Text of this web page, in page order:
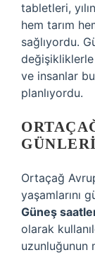
tabletleri,
hem tarım
sağlıyordu.
ve insanlar
planlıyordu.
Ortaçağ
yaşamlarını
Güneş
olarak
uzunluğunun